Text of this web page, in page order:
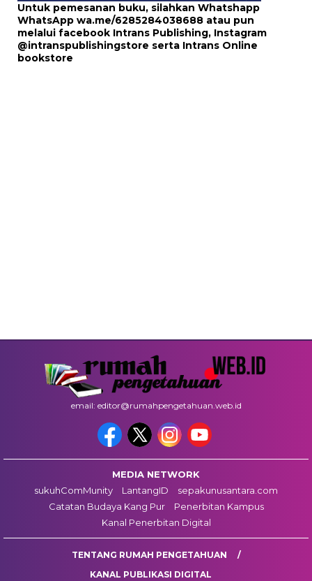
Untuk pemesanan buku, silahkan Whatshapp
WhatsApp wa.me/6285284038688 atau pun
melalui facebook Intrans Publishing, Instagram
@intranspublishingstore serta Intrans Online
bookstore
email: editor@rumahpengetahuan.web.id
MEDIA NETWORK
sukuhComMunity
LantangID
sepakunusantara.com
Catatan Budaya Kang Pur
Penerbitan Kampus
Kanal Penerbitan Digital
TENTANG RUMAH PENGETAHUAN
KANAL PUBLIKASI DIGITAL